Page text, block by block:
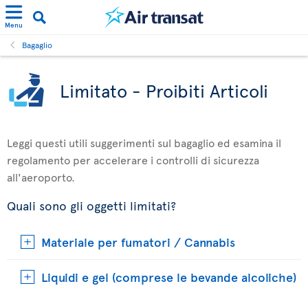
Menu
Bagaglio
Limitato - Proibiti Articoli
Leggi questi utili suggerimenti sul bagaglio ed esamina il
regolamento per accelerare i controlli di sicurezza
all'aeroporto.
Quali sono gli oggetti limitati?
Materiale per fumatori / Cannabis
Liquidi e gel (comprese le bevande alcoliche)